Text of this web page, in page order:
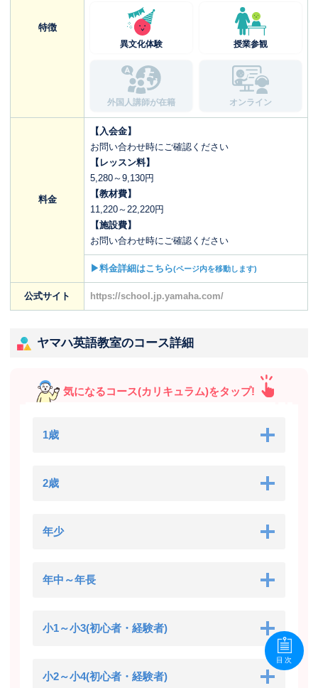
特徴
異文化体験 授業参観
外国人講師が在籍 オンライン
料金
【入会金】
お問い合わせ時にご確認ください
【レッスン料】
5,280～9,130円
【教材費】
11,220～22,220円
【施設費】
お問い合わせ時にご確認ください
▶料金詳細はこちら(ページ内を移動します)
公式サイト https://school.jp.yamaha.com/
ヤマハ英語教室のコース詳細
気になるコース(カリキュラム)をタップ!
1歳
2歳
年少
年中～年長
小1～小3(初心者・経験者)
小2～小4(初心者・経験者)
目次